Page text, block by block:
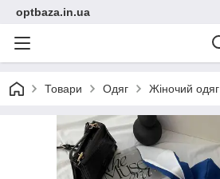
optbaza.in.ua
Товари Одяг Жіночий одяг